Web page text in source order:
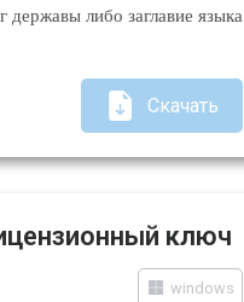
державы либо заглавие языка
Скачать
ключ
windows